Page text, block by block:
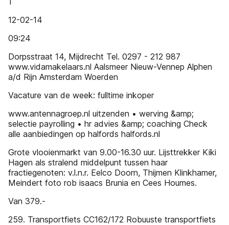
12-02-14
09:24
Dorpsstraat 14, Mijdrecht Tel. 0297 - 212 987
www.vidamakelaars.nl Aalsmeer Nieuw-Vennep Alphen
a/d Rijn Amsterdam Woerden
Vacature van de week: fulltime inkoper
www.antennagroep.nl uitzenden • werving &amp;
selectie payrolling • hr advies &amp; coaching Check
alle aanbiedingen op halfords halfords.nl
Grote vlooienmarkt van 9.00-16.30 uur. Lijsttrekker Kiki
Hagen als stralend middelpunt tussen haar
fractiegenoten: v.l.n.r. Eelco Doorn, Thijmen Klinkhamer,
Meindert foto rob isaacs Brunia en Cees Houmes.
Van 379.-
259. Transportfiets CC162/172 Robuuste transportfiets